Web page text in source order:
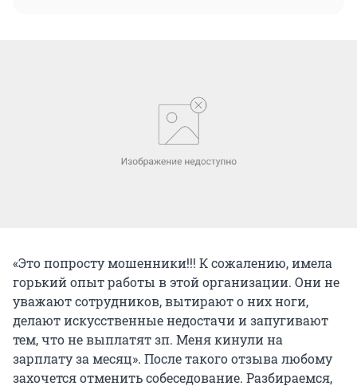
«Это попросту мошенники!!! К сожалению, имела
горький опыт работы в этой организации. Они не
уважают сотрудников, вытирают о них ноги,
делают искусственные недостачи и запугивают
тем, что не выплатят зп. Меня кинули на
зарплату за месяц». После такого отзыва любому
захочется отменить собеседование. Разбираемся,